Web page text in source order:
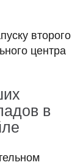
второго
центра
в